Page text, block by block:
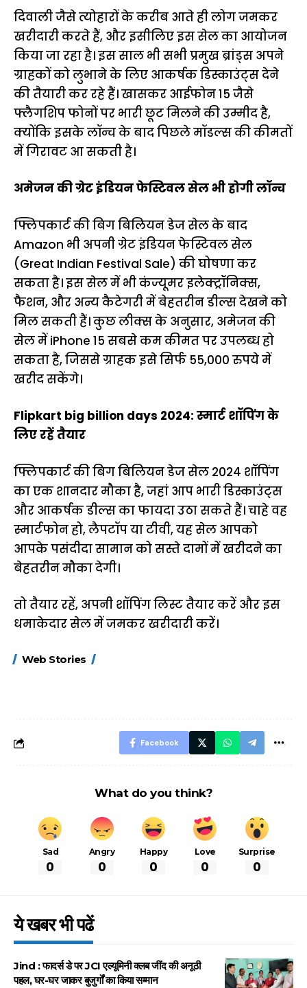
दिवाली जैसे त्योहारों के करीब आते ही लोग जमकर
खरीदारी करते हैं, और इसीलिए इस सेल का आयोजन
किया जा रहा है। इस साल भी सभी प्रमुख ब्रांड्स अपने
ग्राहकों को लुभाने के लिए आकर्षक डिस्काउंट्स देने
की तैयारी कर रहे हैं। खासकर आईफोन 15 जैसे
फ्लैगशिप फोनों पर भारी छूट मिलने की उम्मीद है,
क्योंकि इसके लॉन्च के बाद पिछले मॉडल्स की कीमतों
में गिरावट आ सकती है।
अमेजन की ग्रेट इंडियन फेस्टिवल सेल भी होगी लॉन्च
फ्लिपकार्ट की बिग बिलियन डेज सेल के बाद
Amazon भी अपनी ग्रेट इंडियन फेस्टिवल सेल
(Great Indian Festival Sale) की घोषणा कर
सकता है। इस सेल में भी कंज्यूमर इलेक्ट्रॉनिक्स,
फैशन, और अन्य कैटेगरी में बेहतरीन डील्स देखने को
मिल सकती हैं। कुछ लीक्स के अनुसार, अमेजन की
सेल में iPhone 15 सबसे कम कीमत पर उपलब्ध हो
सकता है, जिससे ग्राहक इसे सिर्फ 55,000 रुपये में
खरीद सकेंगे।
Flipkart big billion days 2024: स्मार्ट शॉपिंग के
लिए रहें तैयार
फ्लिपकार्ट की बिग बिलियन डेज सेल 2024 शॉपिंग
का एक शानदार मौका है, जहां आप भारी डिस्काउंट्स
और आकर्षक डील्स का फायदा उठा सकते हैं। चाहे वह
स्मार्टफोन हो, लैपटॉप या टीवी, यह सेल आपको
आपके पसंदीदा सामान को सस्ते दामों में खरीदने का
बेहतरीन मौका देगी।
तो तैयार रहें, अपनी शॉपिंग लिस्ट तैयार करें और इस
धमाकेदार सेल में जमकर खरीदारी करें।
Web Stories
FASTag के ये नए
Facebook
What do you think?
Sad
0
Angry
0
Happy
0
Love
0
Surprise
0
ये खबर भी पढें
Jind : फादर्स डे पर JCI एल्यूमिनी क्लब जींद की अनूठी
पहल, घर-घर जाकर बुजुर्गों का किया सम्मान